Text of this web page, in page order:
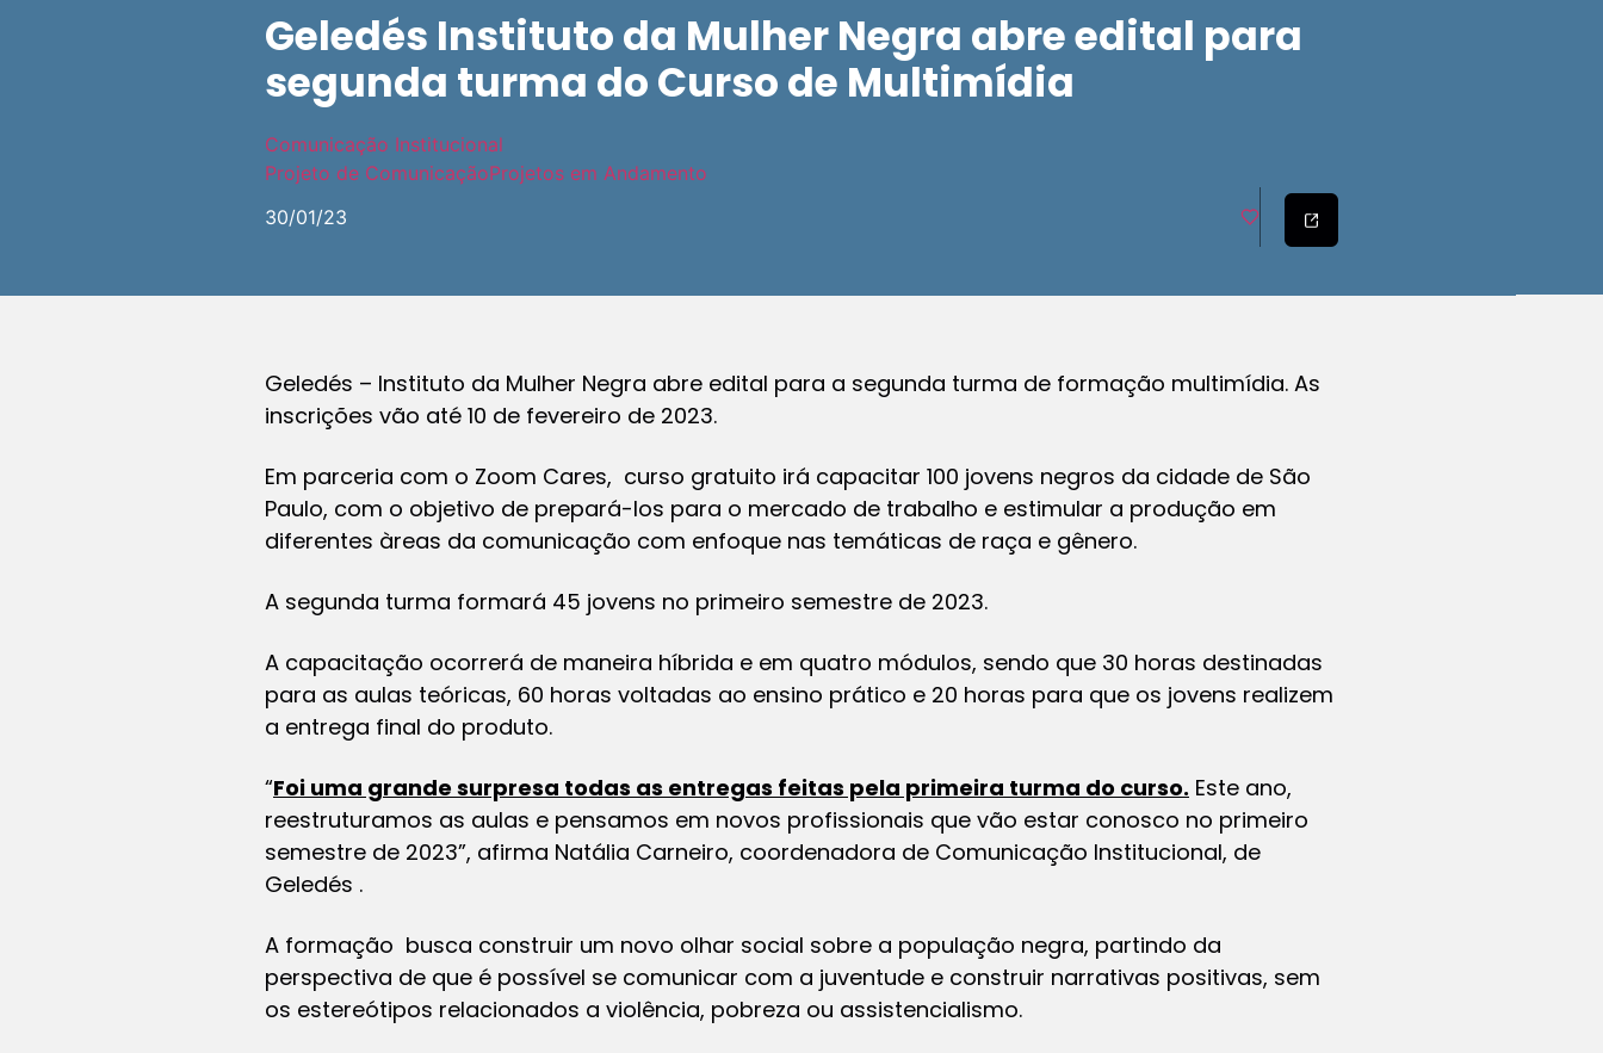
Geledés Instituto da Mulher Negra abre edital para
segunda turma do Curso de Multimídia
Comunicação Institucional
Projeto de ComunicaçãoProjetos em Andamento
30/01/23
Geledés – Instituto da Mulher Negra abre edital para a segunda turma de formação multimídia. As
inscrições vão até 10 de fevereiro de 2023.
Em parceria com o Zoom Cares, curso gratuito irá capacitar 100 jovens negros da cidade de São
Paulo, com o objetivo de prepará-los para o mercado de trabalho e estimular a produção em
diferentes àreas da comunicação com enfoque nas temáticas de raça e gênero.
A segunda turma formará 45 jovens no primeiro semestre de 2023.
A capacitação ocorrerá de maneira híbrida e em quatro módulos, sendo que 30 horas destinadas
para as aulas teóricas, 60 horas voltadas ao ensino prático e 20 horas para que os jovens realizem
a entrega final do produto.
“Foi uma grande surpresa todas as entregas feitas pela primeira turma do curso. Este ano,
reestruturamos as aulas e pensamos em novos profissionais que vão estar conosco no primeiro
semestre de 2023”, afirma Natália Carneiro, coordenadora de Comunicação Institucional, de
Geledés .
A formação busca construir um novo olhar social sobre a população negra, partindo da
perspectiva de que é possível se comunicar com a juventude e construir narrativas positivas, sem
os estereótipos relacionados a violência, pobreza ou assistencialismo.